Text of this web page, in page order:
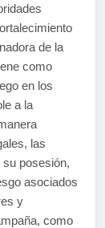
de la
como
en los
a la
las
posesión,
asociados
y
como